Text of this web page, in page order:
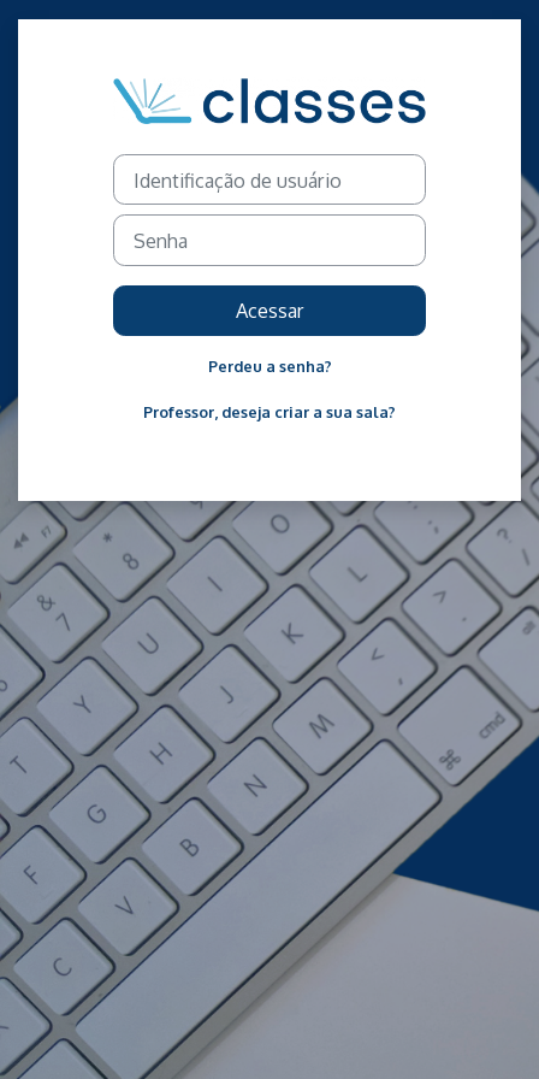
Acesso a
Identificação de usuário
Senha
Acessar
Perdeu a senha?
Professor, deseja criar a sua sala?